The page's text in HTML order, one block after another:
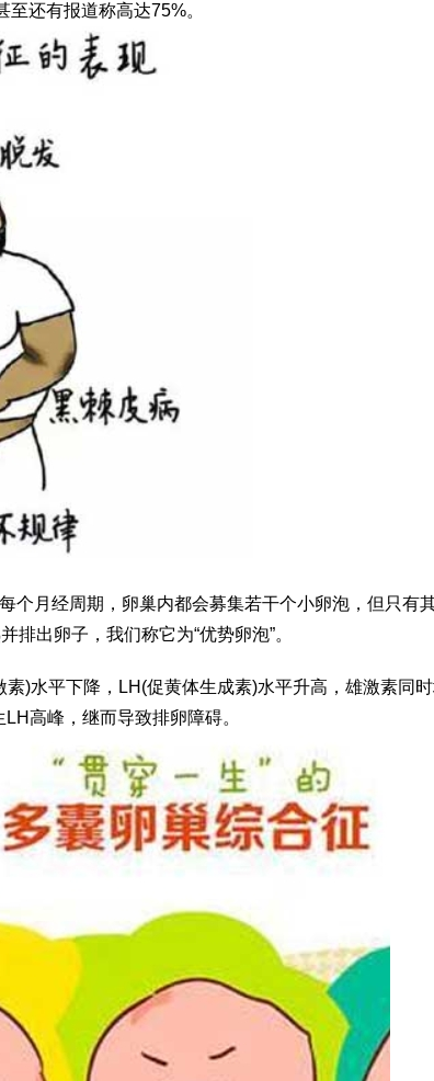
还有报道称高达75%。
个月经周期，卵巢内都会募集若干个小卵泡，但只有
出卵子，我们称它为“优势卵泡”。
)水平下降，LH(促黄体生成素)水平升高，雄激素同
高峰，继而导致排卵障碍。